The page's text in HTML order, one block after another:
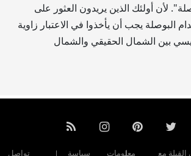
لأن أولئك الذين يريدون العثور على
البوصلة يجب أن يأخذوا في الاعتبار زاوية
بين الشمال الحقيقي والشمال
القبلة مع معلومات سياسة تواصل